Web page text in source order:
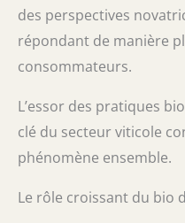
des perspectives
répondant de manière
consommateurs.
L’essor des pratiques
clé du secteur viticole
phénomène ensemble.
Le rôle croissant du bio